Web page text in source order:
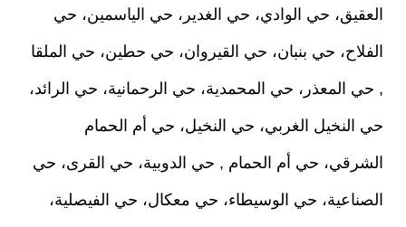
العقيق، حي الوادي، حي الغدير، حي الياسمين، حي
الفلاح، حي بنبان، حي القيروان، حي حطين، حي الملقا
, حي المعذر، حي المحمدية، حي الرحمانية، حي الرائد،
حي النخيل الغربي، حي النخيل، حي أم الحمام
الشرقي، حي أم الحمام , حي الدوبية، حي القرى، حي
الصناعية، حي الوسيطاء، حي معكال، حي الفيصلية،